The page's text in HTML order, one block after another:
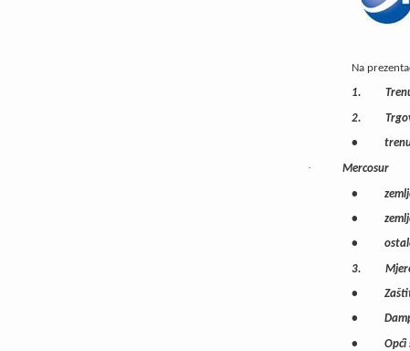
Na
1.
2.
•
· Mercosur
•
•
•
3.
•
•
• Opći